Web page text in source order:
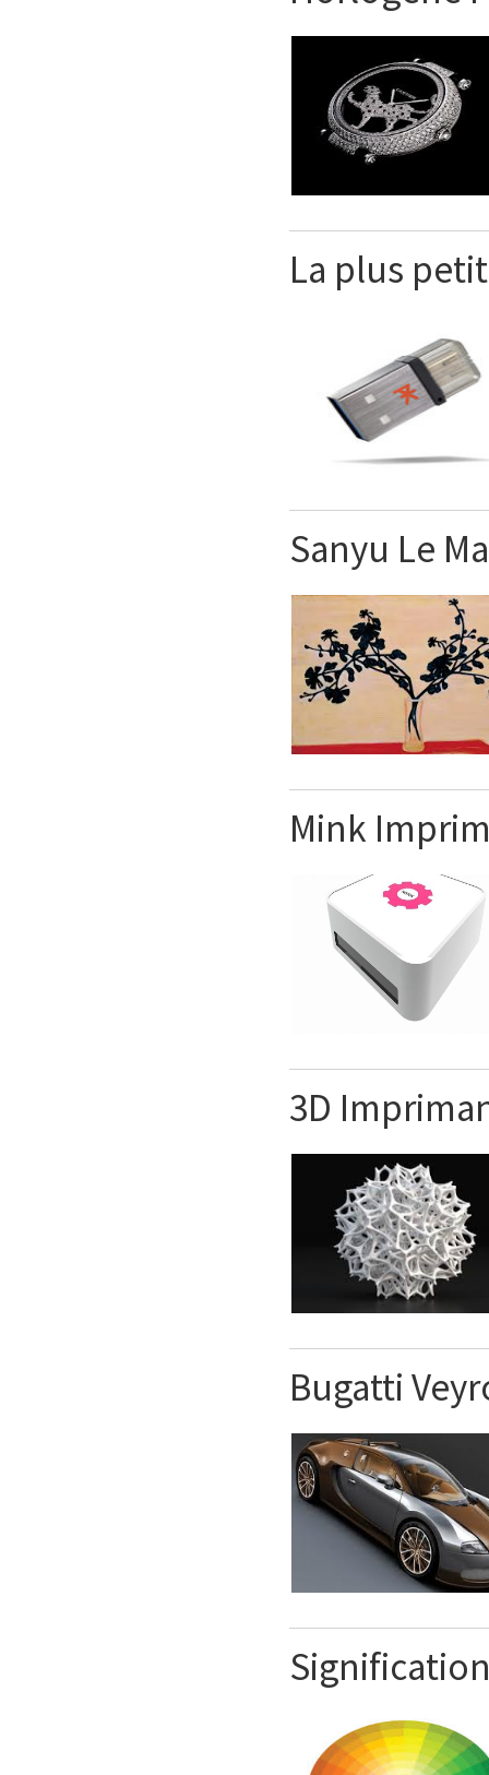
La plus
Sanyu Le
Mink
3D
Bugatti